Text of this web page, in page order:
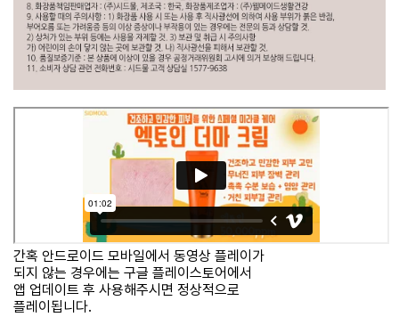
간혹 안드로이드 모바일에서 동영상 플레이가
되지 않는 경우에는 구글 플레이스토어에서
앱 업데이트 후 사용해주시면 정상적으로
플레이됩니다.